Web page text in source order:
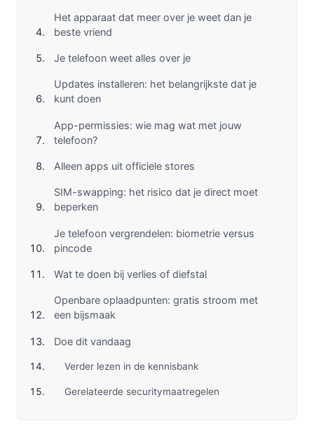
Het apparaat dat meer over je weet dan je
beste vriend
Je telefoon weet alles over je
Updates installeren: het belangrijkste dat je
kunt doen
App-permissies: wie mag wat met jouw
telefoon?
Alleen apps uit officiele stores
SIM-swapping: het risico dat je direct moet
beperken
Je telefoon vergrendelen: biometrie versus
pincode
Wat te doen bij verlies of diefstal
Openbare oplaadpunten: gratis stroom met
een bijsmaak
Doe dit vandaag
Verder lezen in de kennisbank
Gerelateerde securitymaatregelen